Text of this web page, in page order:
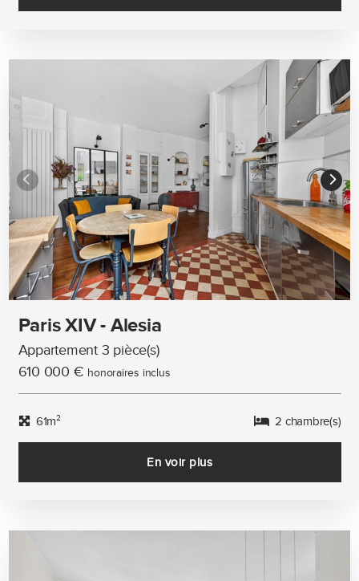
Paris XIV - Alesia
Appartement 3 pièce(s)
610 000 € honoraires inclus
61m² 2 chambre(s)
En voir plus